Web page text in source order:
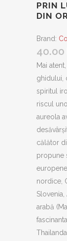
PRIN
DIN
Brand:
40.00
Mai
ghidului,
spiritul
riscul
aureola
călător
propune
nordice,
arabă